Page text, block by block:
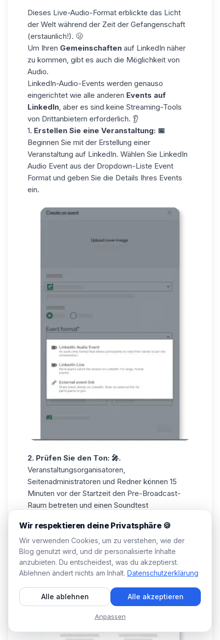
Dieses Live-Audio-Format erblickte das Licht
der Welt während der Zeit der Gefangenschaft
(erstaunlich!). 🫢
Um Ihren Gemeinschaften auf LinkedIn näher
zu kommen, gibt es auch die Möglichkeit von
Audio.
LinkedIn-Audio-Events werden genauso
eingerichtet wie alle anderen Events auf
LinkedIn , aber es sind keine Streaming-Tools
von Drittanbietern erforderlich. 👂
1. Erstellen Sie eine Veranstaltung: 📅
Beginnen Sie mit der Erstellung einer
Veranstaltung auf LinkedIn. Wählen Sie LinkedIn
Audio Event aus der Dropdown-Liste Event
Format und geben Sie die Details Ihres Events
ein.
2. Prüfen Sie den Ton: 🎤.
Veranstaltungsorganisatoren,
Seitenadministratoren und Redner können 15
Minuten vor der Startzeit den Pre-Broadcast-
Raum betreten und einen Soundtest
Wir respektieren deine Privatsphäre 🍪
Wir verwenden Cookies, um zu verstehen, wie der
Blog genutzt wird, und dir personalisierte Inhalte
anzubieten. Du entscheidest, was du akzeptierst.
Ablehnen ändert nichts am Inhalt. Datenschutzerklärung
Alle ablehnen Alle akzeptieren
Anpassen